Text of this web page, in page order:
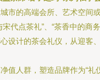
市的高端会所、艺术空间
宋代点茶礼”、“茶香中的商
设计的茶会礼仪，从迎客
值人群，塑造品牌作为“礼